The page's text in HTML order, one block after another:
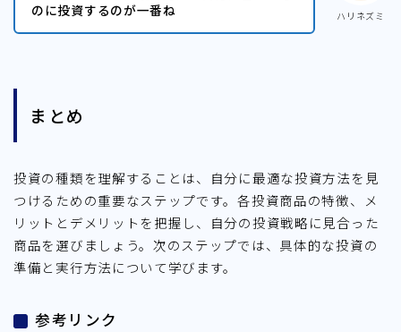
ハリネズミ
のに投資するのが一番ね
まとめ
投資の種類を理解することは、自分に最適な投資方法を見
つけるための重要なステップです。各投資商品の特徴、メ
リットとデメリットを把握し、自分の投資戦略に見合った
商品を選びましょう。次のステップでは、具体的な投資の
準備と実行方法について学びます。
参考リンク